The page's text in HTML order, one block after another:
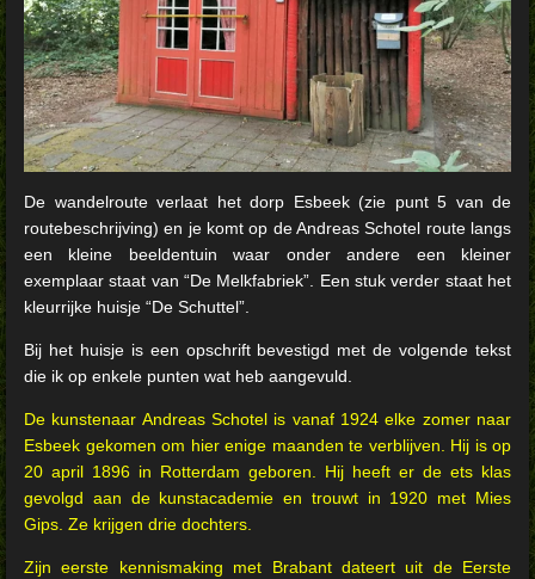
De wandelroute verlaat het dorp Esbeek (zie punt 5 van de
routebeschrijving) en je komt op de Andreas Schotel route langs
een kleine beeldentuin waar onder andere een kleiner
exemplaar staat van “De Melkfabriek”. Een stuk verder staat het
kleurrijke huisje “De Schuttel”.
Bij het huisje is een opschrift bevestigd met de volgende tekst
die ik op enkele punten wat heb aangevuld.
De kunstenaar Andreas Schotel is vanaf 1924 elke zomer naar
Esbeek gekomen om hier enige maanden te verblijven. Hij is op
20 april 1896 in Rotterdam geboren. Hij heeft er de ets klas
gevolgd aan de kunstacademie en trouwt in 1920 met Mies
Gips. Ze krijgen drie dochters.
Zijn eerste kennismaking met Brabant dateert uit de Eerste